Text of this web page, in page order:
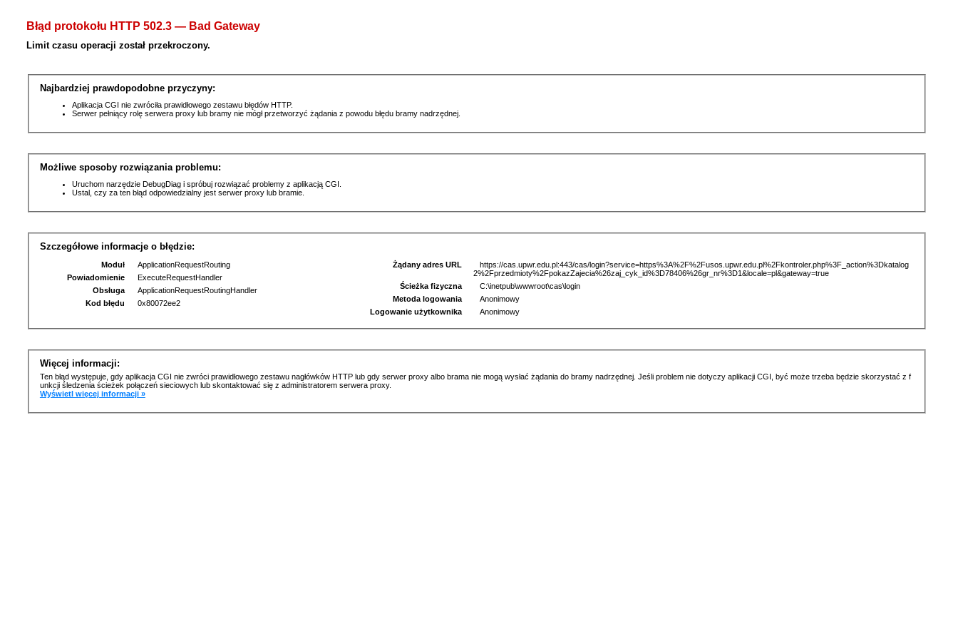
Błąd protokołu HTTP 502.3 — Bad Gateway
Limit czasu operacji został przekroczony.
Najbardziej prawdopodobne przyczyny:
Aplikacja CGI nie zwróciła prawidłowego zestawu błędów HTTP.
Serwer pełniący rolę serwera proxy lub bramy nie mógł przetworzyć żądania z powodu błędu bramy nadrzędnej.
Możliwe sposoby rozwiązania problemu:
Uruchom narzędzie DebugDiag i spróbuj rozwiązać problemy z aplikacją CGI.
Ustal, czy za ten błąd odpowiedzialny jest serwer proxy lub bramie.
Szczegółowe informacje o błędzie:
Moduł
ApplicationRequestRouting
Powiadomienie
ExecuteRequestHandler
Obsługa
ApplicationRequestRoutingHandler
Kod błędu
0x80072ee2
Żądany adres URL
https://cas.upwr.edu.pl:443/cas/login?service=https%3A%2F%2Fusos.upwr.edu.pl%2Fkontroler.php%3F_action%3Dkatalog
2%2Fprzedmioty%2FpokazZajecia%26zaj_cyk_id%3D78406%26gr_nr%3D1&locale=pl&gateway=true
Ścieżka fizyczna
C:\inetpub\wwwroot\cas\login
Metoda logowania
Anonimowy
Logowanie użytkownika
Anonimowy
Więcej informacji:
Ten błąd występuje, gdy aplikacja CGI nie zwróci prawidłowego zestawu nagłówków HTTP lub gdy serwer proxy albo brama nie mogą wysłać żądania do bramy nadrzędnej. Jeśli problem nie dotyczy aplikacji CGI, być może trzeba będzie skorzystać z f
unkcji śledzenia ścieżek połączeń sieciowych lub skontaktować się z administratorem serwera proxy.
Wyświetl więcej informacji »